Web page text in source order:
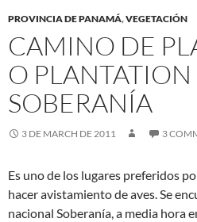
PROVINCIA DE PANAMÁ,VEGETACIÓN
CAMINO DE
O PLANTATION
SOBERANÍA
3 DE MARCH DE 2011 3
Es uno de los lugares preferidos
hacer avistamiento de aves. Se
nacional Soberanía, a media hora